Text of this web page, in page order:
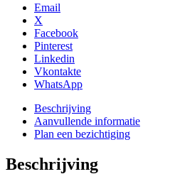
Email
X
Facebook
Pinterest
Linkedin
Vkontakte
WhatsApp
Beschrijving
Aanvullende informatie
Plan een bezichtiging
Beschrijving